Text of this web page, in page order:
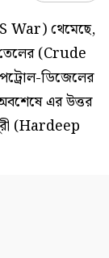
War) থেমেছে,
(Crude
ডিজেলের
এর উত্তর
পুরী (Hardeep